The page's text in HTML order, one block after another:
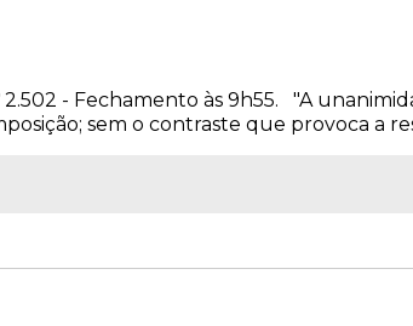
- Fechamento às 9h55. "A
sem o contraste que provoca a